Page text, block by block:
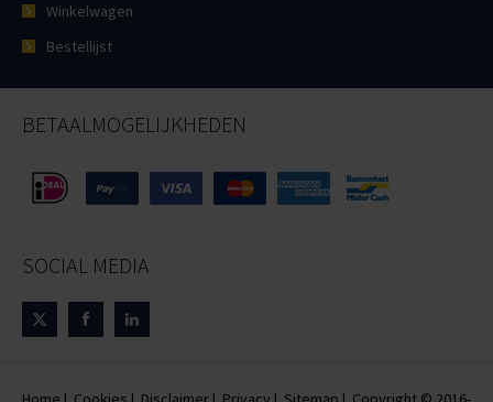
Winkelwagen
Bestellijst
BETAALMOGELIJKHEDEN
SOCIAL MEDIA